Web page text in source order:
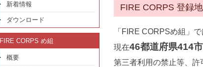
FIRE CORPS 登録
「FIRE CORPSめ組」
現在46都道府県414
第三者利用の禁止等、
新着情報
ダウンロード
FIRE CORPS め組
概要